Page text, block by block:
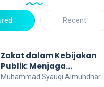
Recent
Zakat dalam Kebijakan
Publik: Menjaga
Transparansi dan Efisiensi
Muhammad Syauqi Almuhdhar